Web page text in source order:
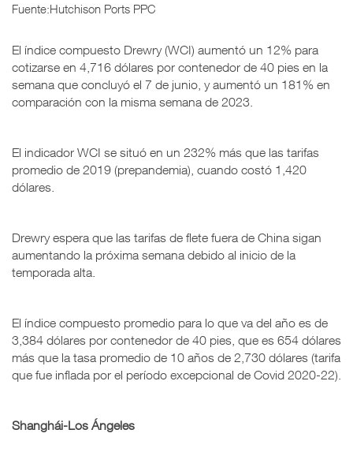
Fuente:Hutchison Ports PPC
El índice compuesto Drewry (WCI) aumentó un 12% para
cotizarse en 4,716 dólares por contenedor de 40 pies en la
semana que concluyó el 7 de junio, y aumentó un 181% en
comparación con la misma semana de 2023.
El indicador WCI se situó en un 232% más que las tarifas
promedio de 2019 (prepandemia), cuando costó 1,420
dólares.
Drewry espera que las tarifas de flete fuera de China sigan
aumentando la próxima semana debido al inicio de la
temporada alta.
El índice compuesto promedio para lo que va del año es de
3,384 dólares por contenedor de 40 pies, que es 654 dólares
más que la tasa promedio de 10 años de 2,730 dólares (tarifa
que fue inflada por el período excepcional de Covid 2020-22).
Shanghái-Los Ángeles